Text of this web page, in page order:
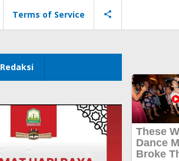
Terms of Service
Redaksi